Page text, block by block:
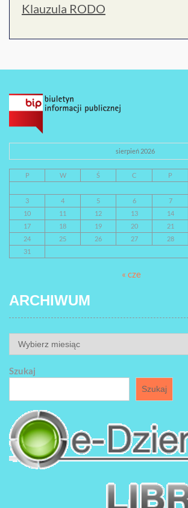
Klauzula RODO
sierpień 2026
P W Ś C P
3
4 5 6 7
10
11 12 13 14
17
18 19 20 21
24
25 26 27 28
31
« cze
ARCHIWUM
ARCHIWUM
Szukaj
Szukaj